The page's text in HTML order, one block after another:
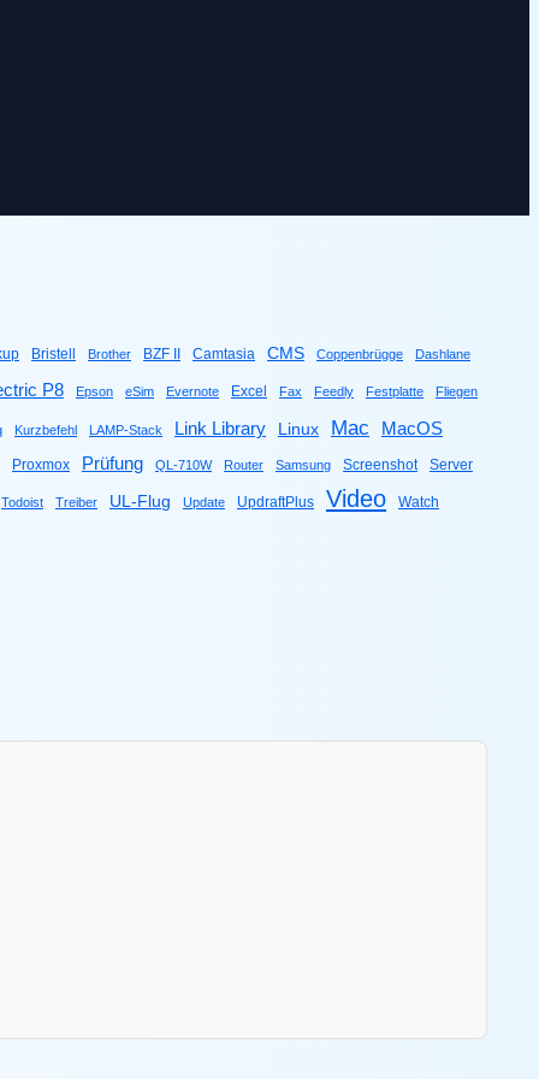
Bristell Brother BZF II Camtasia CMS Coppenbrügge Dashlane
P8 Epson eSim Evernote Excel Fax Feedly Festplatte Fliegen
Kurzbefehl LAMP-Stack Link Library Linux Mac MacOS
Proxmox Prüfung QL-710W Router Samsung Screenshot Server
Todoist Treiber UL-Flug Update UpdraftPlus Video Watch